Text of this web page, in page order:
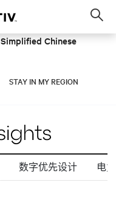
Simplified Chinese
STAY IN MY REGION
数字优先设计 电